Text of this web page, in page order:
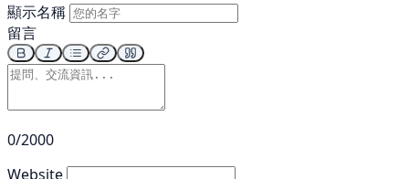
顯示名稱
留言
0/2000
Website